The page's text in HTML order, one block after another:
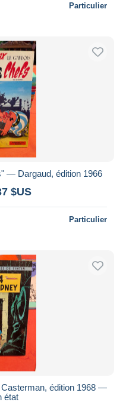
Particulier
— Dargaud, édition 1966
$US
Particulier
édition 1968 —
état